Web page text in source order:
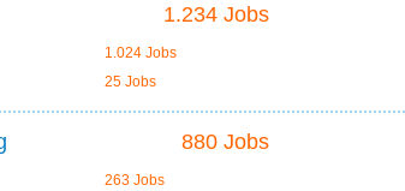
1.234 Jobs
1.024 Jobs
25 Jobs
880 Jobs
263 Jobs